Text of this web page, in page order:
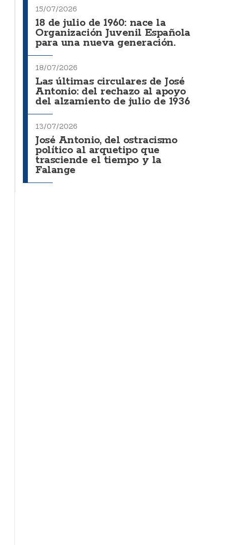
15/07/2026
18 de julio de 1960: nace la
Organización Juvenil Española
para una nueva generación.
18/07/2026
Las últimas circulares de José
Antonio: del rechazo al apoyo
del alzamiento de julio de 1936
13/07/2026
José Antonio, del ostracismo
político al arquetipo que
trasciende el tiempo y la
Falange